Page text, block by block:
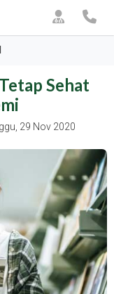
Sehat
29 Nov 2020